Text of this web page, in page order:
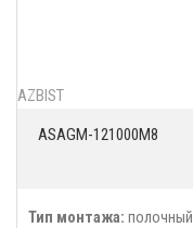
AZBIST
ASAGM-121000M8
Тип монтажа: полочный